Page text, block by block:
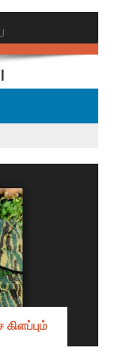
கிளப்பும்